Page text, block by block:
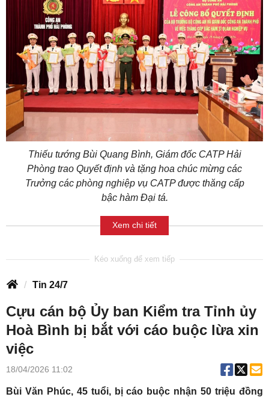
Thiếu tướng Bùi Quang Bình, Giám đốc CATP Hải
Phòng trao Quyết định và tặng hoa chúc mừng các
Trưởng các phòng nghiệp vụ CATP được thăng cấp
bậc hàm Đại tá.
Xem chi tiết
Tin 24/7
Cựu cán bộ Ủy ban Kiểm tra Tỉnh ủy
Hoà Bình bị bắt với cáo buộc lừa xin
việc
18/04/2026 11:02
Bùi Văn Phúc, 45 tuổi, bị cáo buộc nhận 50 triệu đồng